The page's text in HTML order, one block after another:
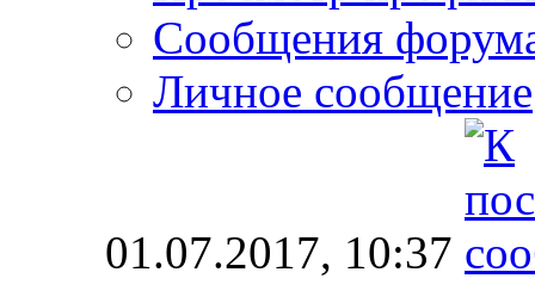
Сообщения
Личное сообщение
01.07.2017, 10:37